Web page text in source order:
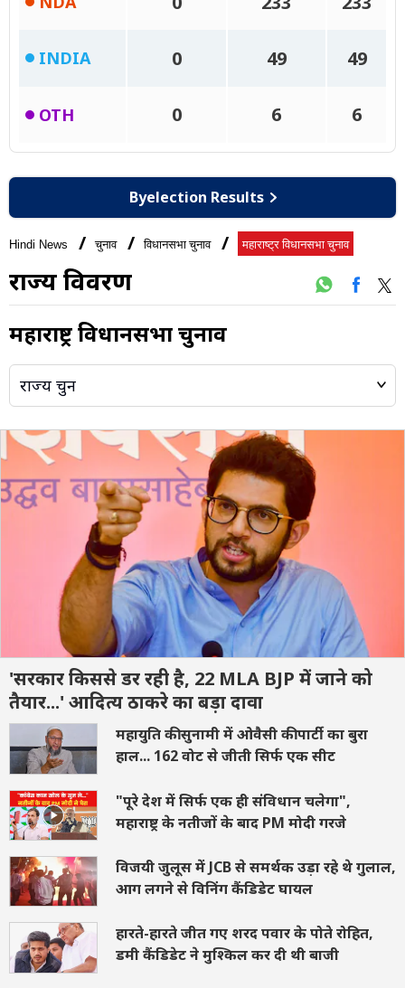
Byelection Results
Hindi News चुनाव विधानसभा चुनाव महाराष्ट्र विधानसभा चुनाव
राज्य विवरण
महाराष्ट्र विधानसभा चुनाव
'सरकार किससे डर रही है, 22 MLA BJP में जाने को
तैयार...' आदित्य ठाकरे का बड़ा दावा
महायुति की सुनामी में ओवैसी की पार्टी का बुरा
हाल... 162 वोट से जीती सिर्फ एक सीट
"पूरे देश में सिर्फ एक ही संविधान चलेगा",
महाराष्ट्र के नतीजों के बाद PM मोदी गरजे
विजयी जुलूस में JCB से समर्थक उड़ा रहे थे गुलाल,
आग लगने से विनिंग कैंडिडेट घायल
हारते-हारते जीत गए शरद पवार के पोते रोहित,
डमी कैंडिडेट ने मुश्किल कर दी थी बाजी